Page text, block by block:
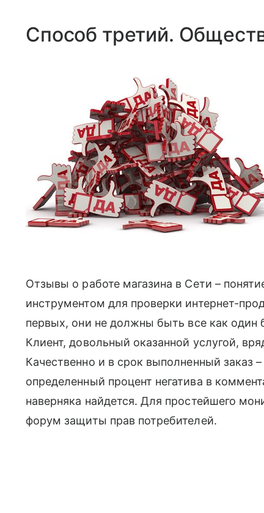
Способ третий.
Отзывы о работе магазина в Сети –
инструментом для проверки интернет-
первых, они не должны быть все как
Клиент, довольный оказанной услугой,
Качественно и в срок выполненный заказ
определенный процент негатива в
наверняка найдется. Для простейшего
форум защиты прав потребителей.